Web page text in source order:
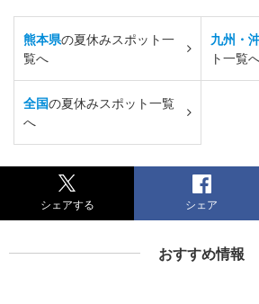
熊本県の夏休みスポット一
覧へ
九州・
ト一覧
全国の夏休みスポット一覧
へ
シェアする シェア
おすすめ情報